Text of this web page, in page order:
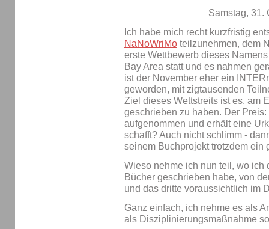
Samstag, 31.
Ich habe mich recht kurzfristig
NaNoWriMo teilzunehmen, dem
erste Wettbewerb dieses
Bay Area statt und es nahmen
ist der November eher ein
geworden, mit zigtausenden
Ziel dieses Wettstreits ist es, am
geschrieben zu haben. Der
aufgenommen und erhält eine
schafft? Auch nicht schlimm -
seinem Buchprojekt trotzdem ein
Wieso nehme ich nun teil, wo ich
Bücher geschrieben habe, von
und das dritte voraussichtlich im
Ganz einfach, ich nehme es als
als Disziplinierungsmaßnahme